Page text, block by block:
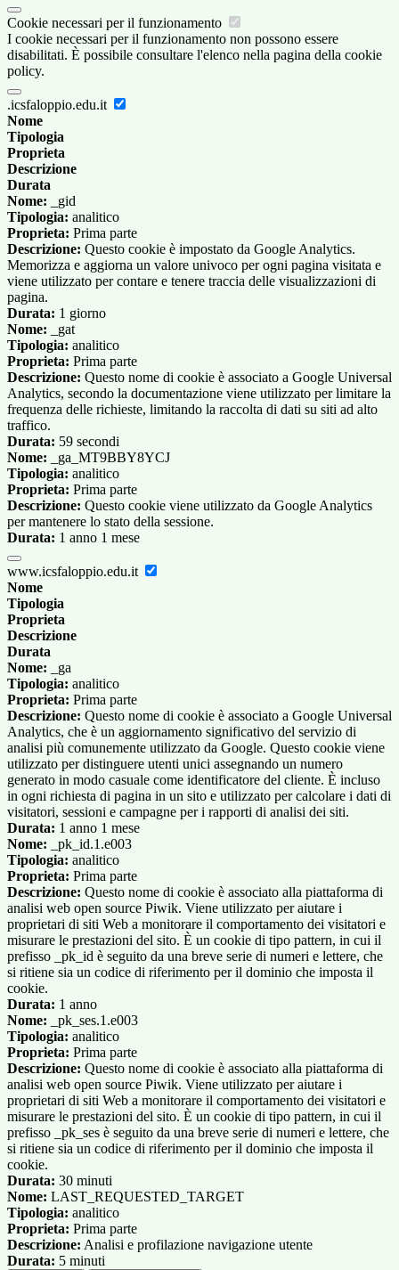
Cookie necessari per il funzionamento
I cookie necessari per il funzionamento non possono essere
disabilitati. È possibile consultare l'elenco nella pagina della cookie
policy.
.icsfaloppio.edu.it
Nome
Tipologia
Proprieta
Descrizione
Durata
Nome: _gid
Tipologia: analitico
Proprieta: Prima parte
Descrizione: Questo cookie è impostato da Google Analytics.
Memorizza e aggiorna un valore univoco per ogni pagina visitata e
viene utilizzato per contare e tenere traccia delle visualizzazioni di
pagina.
Durata: 1 giorno
Nome: _gat
Tipologia: analitico
Proprieta: Prima parte
Descrizione: Questo nome di cookie è associato a Google Universal
Analytics, secondo la documentazione viene utilizzato per limitare la
frequenza delle richieste, limitando la raccolta di dati su siti ad alto
traffico.
Durata: 59 secondi
Nome: _ga_MT9BBY8YCJ
Tipologia: analitico
Proprieta: Prima parte
Descrizione: Questo cookie viene utilizzato da Google Analytics
per mantenere lo stato della sessione.
Durata: 1 anno 1 mese
www.icsfaloppio.edu.it
Nome
Tipologia
Proprieta
Descrizione
Durata
Nome: _ga
Tipologia: analitico
Proprieta: Prima parte
Descrizione: Questo nome di cookie è associato a Google Universal
Analytics, che è un aggiornamento significativo del servizio di
analisi più comunemente utilizzato da Google. Questo cookie viene
utilizzato per distinguere utenti unici assegnando un numero
generato in modo casuale come identificatore del cliente. È incluso
in ogni richiesta di pagina in un sito e utilizzato per calcolare i dati di
visitatori, sessioni e campagne per i rapporti di analisi dei siti.
Durata: 1 anno 1 mese
Nome: _pk_id.1.e003
Tipologia: analitico
Proprieta: Prima parte
Descrizione: Questo nome di cookie è associato alla piattaforma di
analisi web open source Piwik. Viene utilizzato per aiutare i
proprietari di siti Web a monitorare il comportamento dei visitatori e
misurare le prestazioni del sito. È un cookie di tipo pattern, in cui il
prefisso _pk_id è seguito da una breve serie di numeri e lettere, che
si ritiene sia un codice di riferimento per il dominio che imposta il
cookie.
Durata: 1 anno
Nome: _pk_ses.1.e003
Tipologia: analitico
Proprieta: Prima parte
Descrizione: Questo nome di cookie è associato alla piattaforma di
analisi web open source Piwik. Viene utilizzato per aiutare i
proprietari di siti Web a monitorare il comportamento dei visitatori e
misurare le prestazioni del sito. È un cookie di tipo pattern, in cui il
prefisso _pk_ses è seguito da una breve serie di numeri e lettere, che
si ritiene sia un codice di riferimento per il dominio che imposta il
cookie.
Durata: 30 minuti
Nome: LAST_REQUESTED_TARGET
Tipologia: analitico
Proprieta: Prima parte
Descrizione: Analisi e profilazione navigazione utente
Durata: 5 minuti